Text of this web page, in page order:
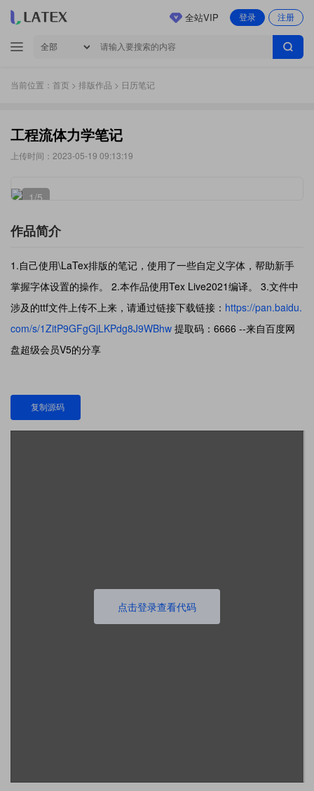
登录 注册
全站VIP
当前位置： 首页 > 排版作品 > 日历笔记
工程流体力学笔记
上传时间：2023-05-19 09:13:19
1/5
作品简介
1.自己使用\LaTex排版的笔记，使用了一些自定义字体，帮助新手
掌握字体设置的操作。 2.本作品使用Tex Live2021编译。 3.文件中
涉及的ttf文件上传不上来，请通过链接下载链接： https://pan.baidu.
com/s/1ZitP9GFgGjLKPdg8J9WBhw 提取码：6666 --来自百度网
盘超级会员V5的分享
复制源码
点击登录查看代码